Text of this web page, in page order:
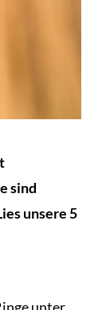
sind
unsere 5